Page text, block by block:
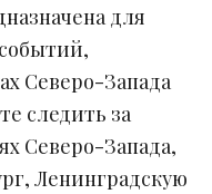
для
Северо-Запада
следить за
Северо-Запада,
Ленинградскую